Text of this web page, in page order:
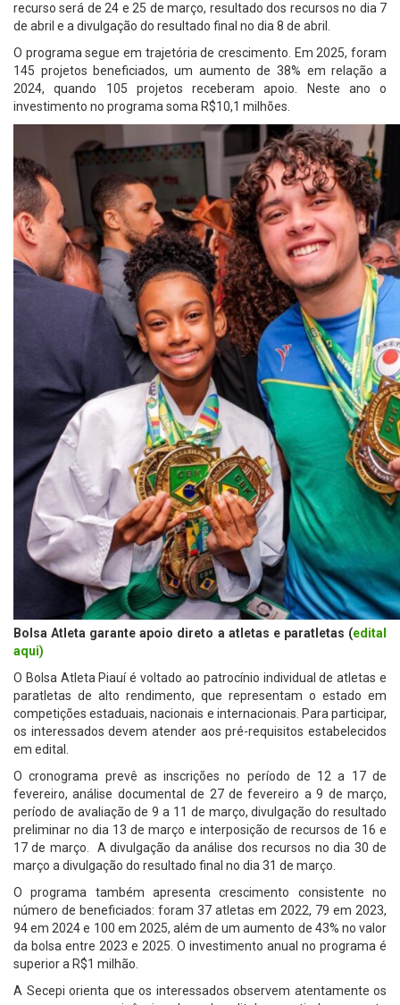
recurso será de 24 e 25 de março, resultado dos recursos no dia 7
de abril e a divulgação do resultado final no dia 8 de abril.
O programa segue em trajetória de crescimento. Em 2025, foram
145 projetos beneficiados, um aumento de 38% em relação a
2024, quando 105 projetos receberam apoio. Neste ano o
investimento no programa soma R$10,1 milhões.
Bolsa Atleta garante apoio direto a atletas e paratletas (edital
aqui)
O Bolsa Atleta Piauí é voltado ao patrocínio individual de atletas e
paratletas de alto rendimento, que representam o estado em
competições estaduais, nacionais e internacionais. Para participar,
os interessados devem atender aos pré-requisitos estabelecidos
em edital.
O cronograma prevê as inscrições no período de 12 a 17 de
fevereiro, análise documental de 27 de fevereiro a 9 de março,
período de avaliação de 9 a 11 de março, divulgação do resultado
preliminar no dia 13 de março e interposição de recursos de 16 e
17 de março. A divulgação da análise dos recursos no dia 30 de
março a divulgação do resultado final no dia 31 de março.
O programa também apresenta crescimento consistente no
número de beneficiados: foram 37 atletas em 2022, 79 em 2023,
94 em 2024 e 100 em 2025, além de um aumento de 43% no valor
da bolsa entre 2023 e 2025. O investimento anual no programa é
superior a R$1 milhão.
A Secepi orienta que os interessados observem atentamente os